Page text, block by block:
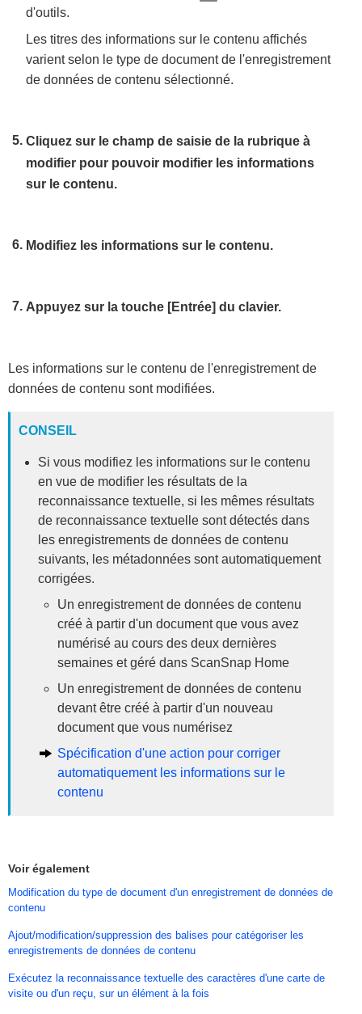
d'outils.
Les titres des informations sur le contenu affichés
varient selon le type de document de l'enregistrement
de données de contenu sélectionné.
Cliquez sur le champ de saisie de la rubrique à
modifier pour pouvoir modifier les informations
sur le contenu.
Modifiez les informations sur le contenu.
Appuyez sur la touche [Entrée] du clavier.
Les informations sur le contenu de l'enregistrement de
données de contenu sont modifiées.
CONSEIL
Si vous modifiez les informations sur le contenu
en vue de modifier les résultats de la
reconnaissance textuelle, si les mêmes résultats
de reconnaissance textuelle sont détectés dans
les enregistrements de données de contenu
suivants, les métadonnées sont automatiquement
corrigées.
Un enregistrement de données de contenu
créé à partir d'un document que vous avez
numérisé au cours des deux dernières
semaines et géré dans ScanSnap Home
Un enregistrement de données de contenu
devant être créé à partir d'un nouveau
document que vous numérisez
Spécification d'une action pour corriger
automatiquement les informations sur le
contenu
Voir également
Modification du type de document d'un enregistrement de données de
contenu
Ajout/modification/suppression des balises pour catégoriser les
enregistrements de données de contenu
Exécutez la reconnaissance textuelle des caractères d'une carte de
visite ou d'un reçu, sur un élément à la fois